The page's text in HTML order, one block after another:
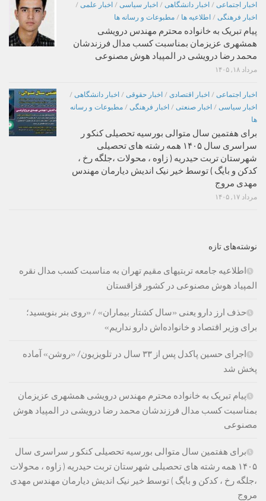
اخبار اجتماعی / اخبار دانشگاهی / اخبار سیاسی / اخبار علمی /
اخبار فرهنگی / اطلاعیه ها / مطبوعات و رسانه ها
پیام تبریک به خانواده محترم مهندس درویشی
همشهری عزیزمان بمناسبت کسب مدال فرزندشان
محمد رضا درویشی در المپیاد هوش مصنوعی
مرداد ۱۸, ۱۴۰۵
اخبار اجتماعی / اخبار اقتصادی / اخبار حقوقی / اخبار دانشگاهی /
اخبار سیاسی / اخبار صنعتی / اخبار فرهنگی / مطبوعات و رسانه
ها
برای هفتمین سال متوالی بورسیه تحصیلی کنکو ر
سراسری سال ۱۴۰۵ همه رشته های تحصیلی
شهرستان تربت حیدریه ( زاوه ، محولات ،جلگه رخ ،
کدکن و بایگ ) توسط خیر نیک اندیش دیارمان مهندس
مهدی مروج
مرداد ۱۷, ۱۴۰۵
نوشته‌های تازه
اطلاعیه جامعه تربتیهای مقیم تهران به مناسبت کسب مدال نقره
المپیاد هوش مصنوعی در کشور قزاقستان
حذف ارز دارو یعنی «سال کشتار بیماران» / «روی بنر بنویسید؛
برای وزیر اقتصاد و خانواده‌اش دارو نداریم»
اجرای حسین پاکدل پس از ۳۳ سال در تلویزیون/ «روشن» آماده
پخش شد
پیام تبریک به خانواده محترم مهندس درویشی همشهری عزیزمان
بمناسبت کسب مدال فرزندشان محمد رضا درویشی در المپیاد هوش
مصنوعی
برای هفتمین سال متوالی بورسیه تحصیلی کنکو ر سراسری سال
۱۴۰۵ همه رشته های تحصیلی شهرستان تربت حیدریه ( زاوه ، محولات
،جلگه رخ ، کدکن و بایگ ) توسط خیر نیک اندیش دیارمان مهندس مهدی
مروج